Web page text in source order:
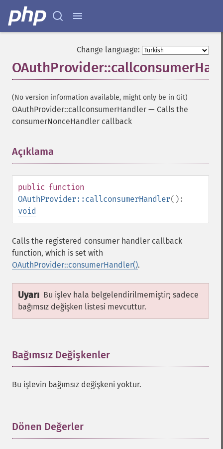
Change language:
(No version information available, might only be in Git)
OAuthProvider::callconsumerHandler — Calls the
consumerNonceHandler callback
Açıklama
public function
OAuthProvider::callconsumerHandler():
void
Calls the registered consumer handler callback
function, which is set with
OAuthProvider::consumerHandler().
Uyarı Bu işlev hala belgelendirilmemiştir; sadece
bağımsız değişken listesi mevcuttur.
Bağımsız Değişkenler
Bu işlevin bağımsız değişkeni yoktur.
Dönen Değerler